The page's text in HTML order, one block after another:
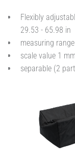
Flexibly
29.53 - 65.98 in
measuring
scale value 1 mm
separable (2